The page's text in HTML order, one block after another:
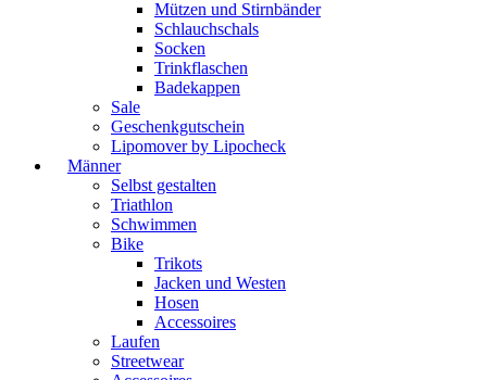
Mützen und Stirnbänder
Schlauchschals
Socken
Trinkflaschen
Badekappen
Sale
Geschenkgutschein
Lipomover by Lipocheck
Männer
Selbst gestalten
Triathlon
Schwimmen
Bike
Trikots
Jacken und Westen
Hosen
Accessoires
Laufen
Streetwear